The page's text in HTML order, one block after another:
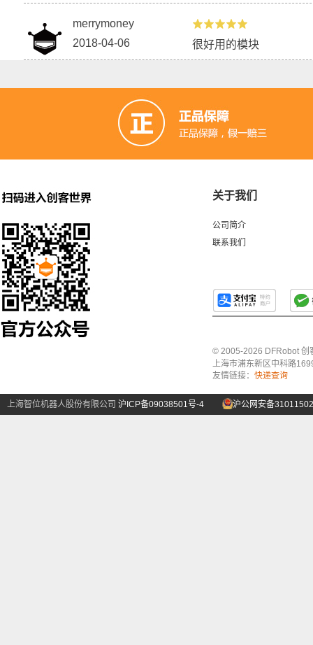
merrymoney
2018-04-06
很好用的模块
关于我们
公司简介
联系我们
© 2005-2026 DFRobot 创
上海市浦东新区中科路
友情链接： 快递查询
上海智位机器人股份有限公司 沪ICP备09038501号-4 沪公网安备